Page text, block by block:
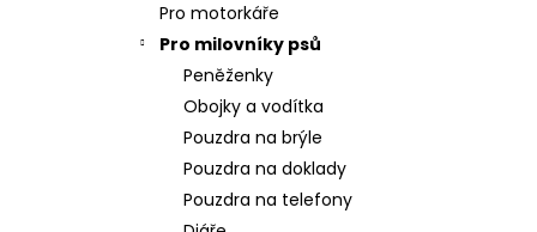
Pro motorkáře
Pro milovníky psů
Peněženky
Obojky a vodítka
Pouzdra na brýle
Pouzdra na doklady
Pouzdra na telefony
KOŽENÝ PÁSEK "LOVU ZDAR"
634 Kč